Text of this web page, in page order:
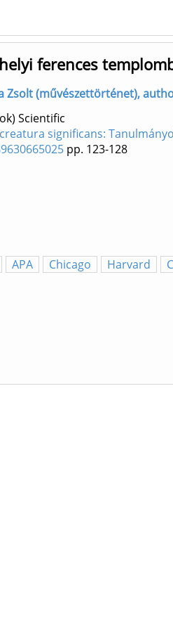
ferences
Zsolt (művészettörténet),
Scientific
significans:
pp. 123-128
APA Chicago Harvard